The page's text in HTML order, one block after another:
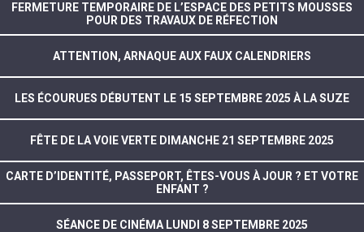
FERMETURE TEMPORAIRE DE L’ESPACE DES PETITS MOUSSES
POUR DES TRAVAUX DE RÉFECTION
ATTENTION, ARNAQUE AUX FAUX CALENDRIERS
LES ÉCOURUES DÉBUTENT LE 15 SEPTEMBRE 2025 À LA SUZE
FÊTE DE LA VOIE VERTE DIMANCHE 21 SEPTEMBRE 2025
CARTE D’IDENTITÉ, PASSEPORT, ÊTES-VOUS À JOUR ? ET VOTRE
ENFANT ?
SÉANCE DE CINÉMA LUNDI 8 SEPTEMBRE 2025